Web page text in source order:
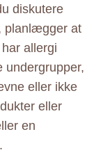
diskutere
planlægger at
allergi
undergrupper,
eller ikke
eller
en